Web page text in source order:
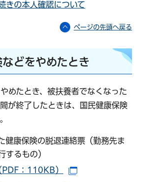
きの本人確認について
ページの先頭へ戻る
どをやめたとき
めたとき、被扶養者でなくなった
が終了したときは、国民健康保険
健康保険の脱退連絡票（勤務先ま
するもの）
PDF：110KB）